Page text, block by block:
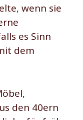
wenn sie
es Sinn
dem
den 40ern